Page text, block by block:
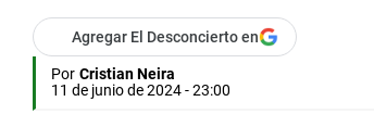
Agregar El Desconcierto en
Por Cristian Neira
11 de junio de 2024 - 23:00